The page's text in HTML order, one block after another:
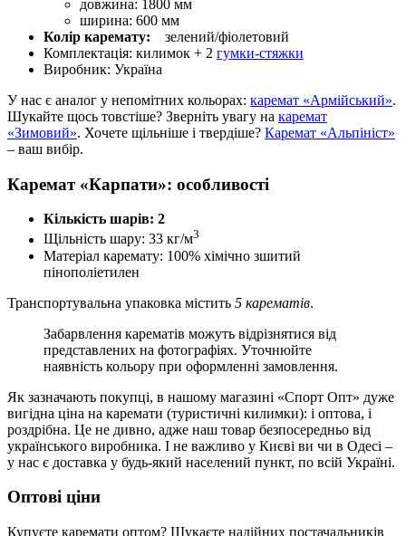
довжина: 1800 мм
ширина: 600 мм
Колір каремату:
зелений/фіолетовий
Комплектація: килимок + 2 гумки-стяжки
Виробник: Україна
У нас є аналог у непомітних кольорах: каремат «Армійський».
Шукайте щось товстіше? Зверніть увагу на каремат
«Зимовий». Хочете щільніше і твердіше? Каремат «Альпініст»
– ваш вибір.
Каремат «Карпати»: особливості
Кількість шарів: 2
Щільність шару: 33 кг/м3
Матеріал каремату: 100% хімічно зшитий
пінополіетилен
Транспортувальна упаковка містить 5 карематів.
Забарвлення карематів можуть відрізнятися від
представлених на фотографіях. Уточнюйте
наявність кольору при оформленні замовлення.
Як зазначають покупці, в нашому магазині «Спорт Опт» дуже
вигідна ціна на каремати (туристичні килимки): і оптова, і
роздрібна. Це не дивно, адже наш товар безпосередньо від
українського виробника. І не важливо у Києві ви чи в Одесі –
у нас є доставка у будь-який населений пункт, по всій Україні.
Оптові ціни
Купуєте каремати оптом? Шукаєте надійних постачальників